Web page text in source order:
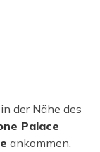
der Nähe des
Palace
ankommen,